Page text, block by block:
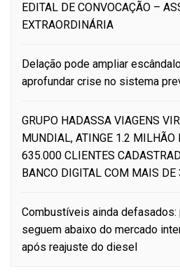
EDITAL DE CONVOCAÇÃO –
EXTRAORDINÁRIA
Delação pode ampliar
aprofundar crise no sistema
GRUPO HADASSA VIAGENS
MUNDIAL, ATINGE 1.2 MILHÃO
635.000 CLIENTES
BANCO DIGITAL COM MAIS DE
Combustíveis ainda defasados:
seguem abaixo do mercado
após reajuste do diesel